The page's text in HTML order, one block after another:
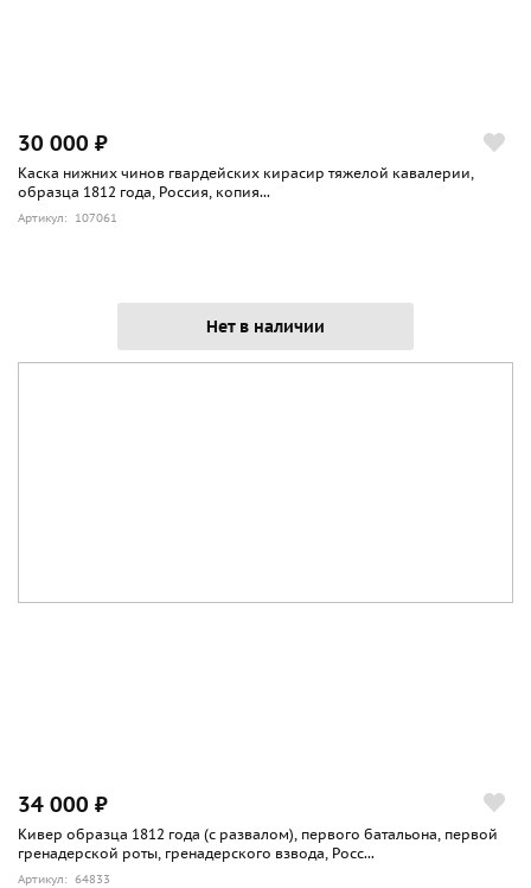
30 000 ₽
Каска нижних чинов гвардейских кирасир тяжелой кавалерии,
образца 1812 года, Россия, копия...
Артикул: 107061
Нет в наличии
34 000 ₽
Кивер образца 1812 года (с развалом), первого батальона, первой
гренадерской роты, гренадерского взвода, Росс...
Артикул: 64833